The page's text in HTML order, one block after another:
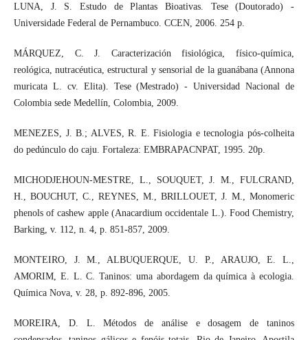
LUNA, J. S. Estudo de Plantas Bioativas. Tese (Doutorado) -
Universidade Federal de Pernambuco. CCEN, 2006. 254 p.
MÁRQUEZ, C. J. Caracterización fisiológica, físico-química,
reológica, nutracéutica, estructural y sensorial de la guanábana (Annona
muricata L. cv. Elita). Tese (Mestrado) - Universidad Nacional de
Colombia sede Medellín, Colombia, 2009.
MENEZES, J. B.; ALVES, R. E. Fisiologia e tecnologia pós-colheita
do pedúnculo do caju. Fortaleza: EMBRAPACNPAT, 1995. 20p.
MICHODJEHOUN-MESTRE, L., SOUQUET, J. M., FULCRAND,
H., BOUCHUT, C., REYNES, M., BRILLOUET, J. M., Monomeric
phenols of cashew apple (Anacardium occidentale L.). Food Chemistry,
Barking, v. 112, n. 4, p. 851-857, 2009.
MONTEIRO, J. M., ALBUQUERQUE, U. P., ARAUJO, E. L.,
AMORIM, E. L. C. Taninos: uma abordagem da química à ecologia.
Química Nova, v. 28, p. 892-896, 2005.
MOREIRA, D. L. Métodos de análise e dosagem de taninos